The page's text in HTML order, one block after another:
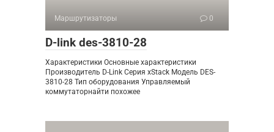
Маршрутизаторы 0
D-link des-3810-28
Характеристики Основные характеристики
Производитель D-Link Серия xStack Модель DES-
3810-28 Тип оборудования Управляемый
коммутаторнайти похожее